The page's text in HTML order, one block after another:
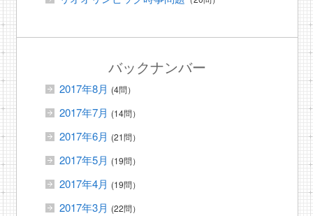
バックナンバー
2017年8月 (4問）
2017年7月 (14問）
2017年6月 (21問）
2017年5月 (19問）
2017年4月 (19問）
2017年3月 (22問）